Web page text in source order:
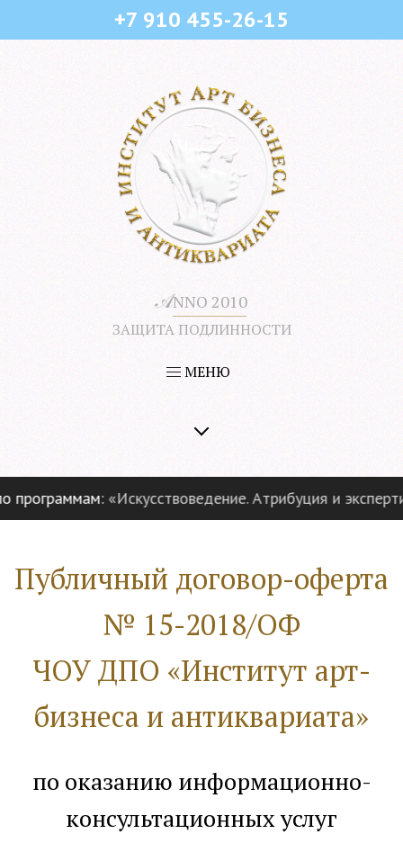
+7 910 455-26-15
𝒜NNO 2010
ЗАЩИТА ПОДЛИННОСТИ
МЕНЮ
«Искусствоведение. Атрибуция и экспертиза
Публичный договор-оферта
№ 15-2018/ОФ
ЧОУ ДПО «Институт арт-
бизнеса и антиквариата»
по оказанию информационно-
консультационных услуг